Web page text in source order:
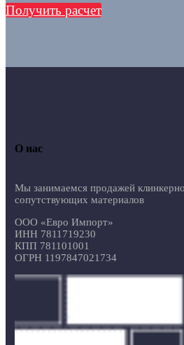
Получить расчет
О нас
Мы занимаемся продажей
сопутствующих материалов
ООО «Евро Импорт»
ИНН 7811719230
КПП 781101001
ОГРН 1197847021734